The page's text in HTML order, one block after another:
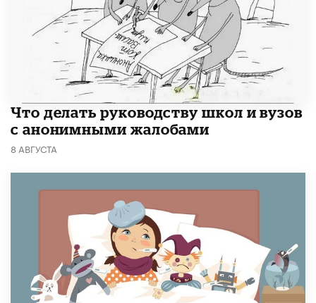
Что делать руководству школ и вузов
с анонимными жалобами
8 АВГУСТА